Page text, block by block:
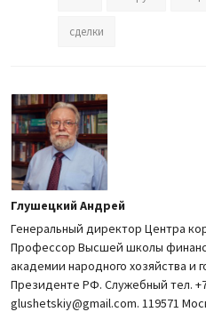
сделки
Глушецкий Андрей
Генеральный директор Центра
Профессор Высшей школы
академии народного хозяйства и
Президенте РФ. Служебный тел.
glushetskiy@gmail.com. 119571